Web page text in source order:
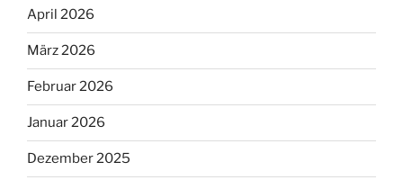
April 2026
März 2026
Februar 2026
Januar 2026
Dezember 2025